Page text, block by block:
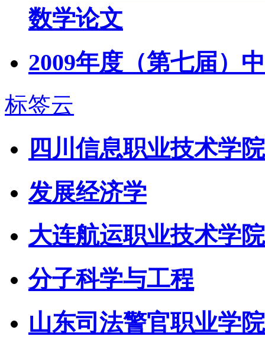
数学论文
2009年度（第七届）
标签云
四川信息职业技术学院
发展经济学
大连航运职业技术学院
分子科学与工程
山东司法警官职业学院